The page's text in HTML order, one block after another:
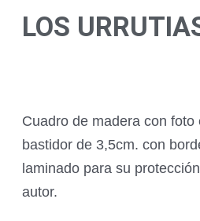
LOS
Cuadro de madera con foto
bastidor de 3,5cm. con
laminado para su
autor.